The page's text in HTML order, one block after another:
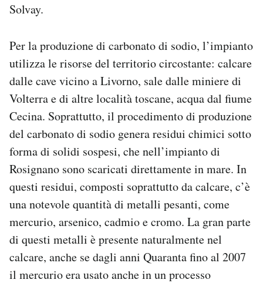
Solvay.
Per la produzione di carbonato di sodio, l’impianto
utilizza le risorse del territorio circostante: calcare
dalle cave vicino a Livorno, sale dalle miniere di
Volterra e di altre località toscane, acqua dal fiume
Cecina. Soprattutto, il procedimento di produzione
del carbonato di sodio genera residui chimici sotto
forma di solidi sospesi, che nell’impianto di
Rosignano sono scaricati direttamente in mare. In
questi residui, composti soprattutto da calcare, c’è
una notevole quantità di metalli pesanti, come
mercurio, arsenico, cadmio e cromo. La gran parte
di questi metalli è presente naturalmente nel
calcare, anche se dagli anni Quaranta fino al 2007
il mercurio era usato anche in un processo